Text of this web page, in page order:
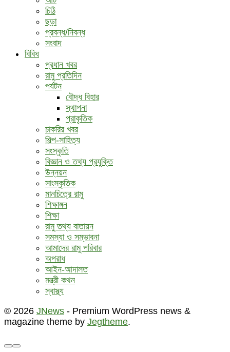
চিঠি
ছড়া
প্রবন্ধ/নিবন্ধ
সংবাদ
বিবিধ
প্রধান খবর
রামু প্রতিদিন
পর্যটন
বৌদ্ধ ‍বিহার
স্থাপনা
প্রাকৃতিক
চাকরির খবর
শিল্প-সাহিত্য
সংস্কৃতি
বিজ্ঞান ও তথ্য প্রযুক্তি
উন্নয়ন
সাংস্কৃতিক
মানচিত্রে রামু
শিক্ষাঙ্গন
শিক্ষা
রামু তথ্য বাতায়ন
সমস্যা ও সম্ভাবনা
আমাদের রামু পরিবার
অপরাধ
আইন-আদালত
মন্ত্রী কথন
স্বাস্থ্য
© 2026 JNews - Premium WordPress news &
magazine theme by Jegtheme.